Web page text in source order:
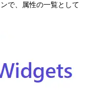
で、属性の一覧として